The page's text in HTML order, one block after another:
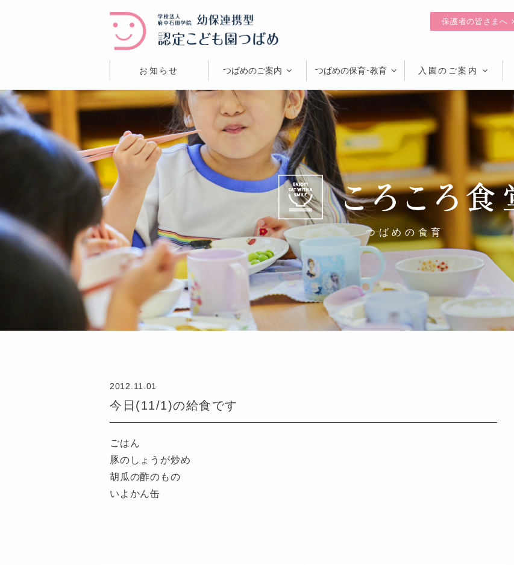
お知らせ つばめのご案内 つばめの保育･教育 入園のご案内
保護者の皆さまへ
つばめの食育
2012.11.01
今日(11/1)の給食です
ごはん
豚のしょうが炒め
胡瓜の酢のもの
いよかん缶